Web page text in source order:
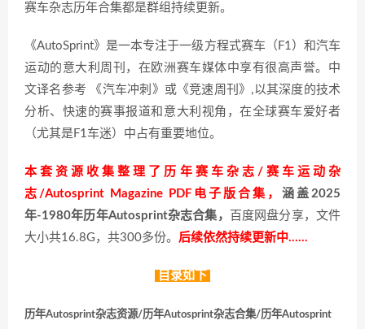
赛车杂志历年合集都是群组持续更新。
《AutoSprint》是一本专注于一级方程式赛车（F1）和汽车
运动的意大利周刊，在欧洲赛车媒体中享有很高声誉。中
文译名参考 《汽车冲刺》或《竞速周刊》,以其深度的技术
分析、快速的赛事报道和意大利视角，在全球赛车爱好者
（尤其是F1车迷）中占有重要地位。
本套资源收集整理了历年赛车杂志/赛车运动杂
志/Autosprint Magazine PDF电子版合集， 涵盖2025
年-1980年历年Autosprint杂志合集，
百度网盘分享，文件
大小共16.8G，共300多份。 后续依然持续更新中……
目录如下
历年Autosprint杂志资源/历年Autosprint杂志合集/历年Autosprint